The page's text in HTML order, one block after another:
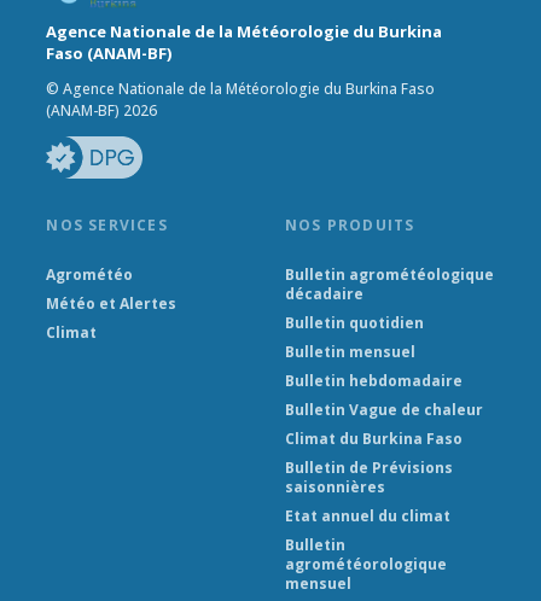
Agence Nationale de la Météorologie du Burkina
Faso (ANAM-BF)
© Agence Nationale de la Météorologie du Burkina Faso
(ANAM-BF) 2026
NOS SERVICES
Agrométéo
Météo et Alertes
Climat
NOS PRODUITS
Bulletin agrométéologique
décadaire
Bulletin quotidien
Bulletin mensuel
Bulletin hebdomadaire
Bulletin Vague de chaleur
Climat du Burkina Faso
Bulletin de Prévisions
saisonnières
Etat annuel du climat
Bulletin
agrométéorologique
mensuel